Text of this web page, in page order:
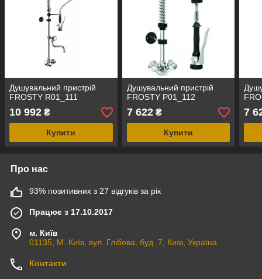
Душувальний пристрій
FROSTY R01_111
10 992 ₴
Купити
Душувальний пристрій
FROSTY P01_112
7 622₴
Купити
7
Про нас
93% позитивних з 27 відгуків за рік
Працює з 17.10.2017
м. Київ
01135, М. Київ, вул. Глібова, буд. 7, Київ, Україна
Контакти